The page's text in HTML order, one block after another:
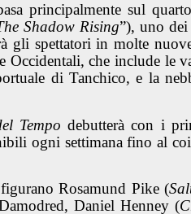
principalmente sul
Shadow Rising”), uno
gli spettatori in molte
Occidentali, che include le
di Tanchico, e la
Tempo debutterà con i
ogni settimana fino al
Rosamund Pike (
Daniel Henney (